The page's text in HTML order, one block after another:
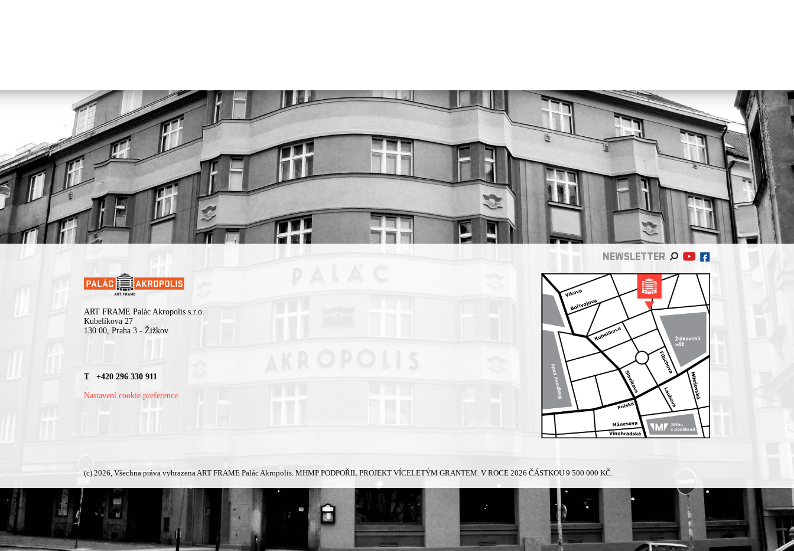
NEWSLETTER
ART FRAME Palác Akropolis s.r.o.
Kubelíkova 27
130 00, Praha 3 - Žižkov
T +420 296 330 911
Nastavení cookie preference
(c) 2026, Všechna práva vyhrazena ART FRAME Palác Akropolis. MHMP PODPOŘIL PROJEKT VÍCELETÝM GRANTEM. V ROCE 2026 ČÁSTKOU 9 500 000 KČ.